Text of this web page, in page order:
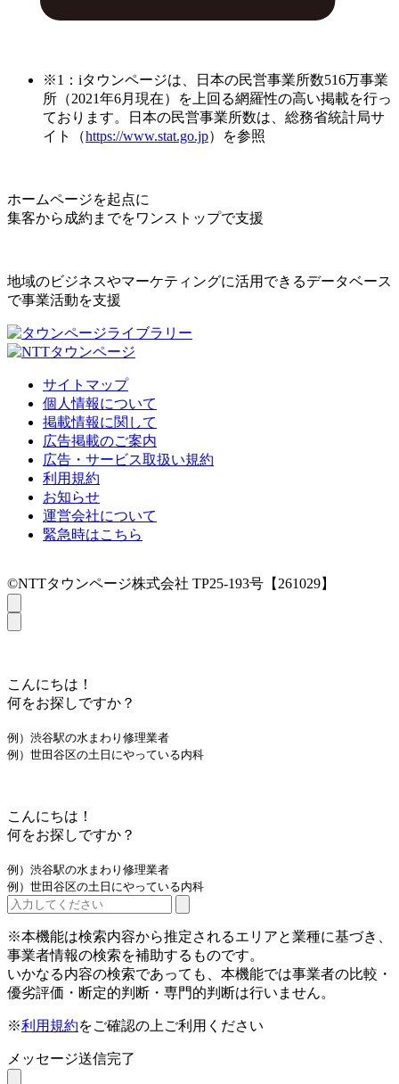
※1：iタウンページは、日本の民営事業所数516万事業
所（2021年6月現在）を上回る網羅性の高い掲載を行っ
ております。日本の民営事業所数は、総務省統計局サ
イト（https://www.stat.go.jp）を参照
ホームページを起点に
集客から成約までをワンストップで支援
地域のビジネスやマーケティングに活用できるデータベース
で事業活動を支援
サイトマップ
個人情報について
掲載情報に関して
広告掲載のご案内
広告・サービス取扱い規約
利用規約
お知らせ
運営会社について
緊急時はこちら
©NTTタウンページ株式会社 TP25-193号【261029】
こんにちは！
何をお探しですか？
例）渋谷駅の水まわり修理業者
例）世田谷区の土日にやっている内科
こんにちは！
何をお探しですか？
例）渋谷駅の水まわり修理業者
例）世田谷区の土日にやっている内科
※本機能は検索内容から推定されるエリアと業種に基づき、
事業者情報の検索を補助するものです。
いかなる内容の検索であっても、本機能では事業者の比較・
優劣評価・断定的判断・専門的判断は行いません。
※利用規約をご確認の上ご利用ください
メッセージ送信完了